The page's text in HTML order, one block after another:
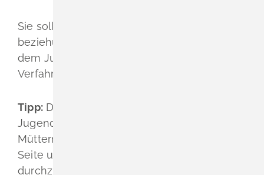
Sie sollten sich von Ihrer Rechtsanwältin
beziehungsweise Ihrem Rechtsanwalt oder
dem Jugendamt beraten lassen, ob diese
Verfahrensform in Ihrem Fall geeignet ist.
Tipp: Die Mitarbeiterinnen und Mitarbeiter im
Jugendamt stehen alleinerziehenden
Müttern und Vätern bei Unterhaltsfragen zur
Seite und helfen, berechtigte Ansprüche
durchzusetzen. Die Beratung ist kostenlos.